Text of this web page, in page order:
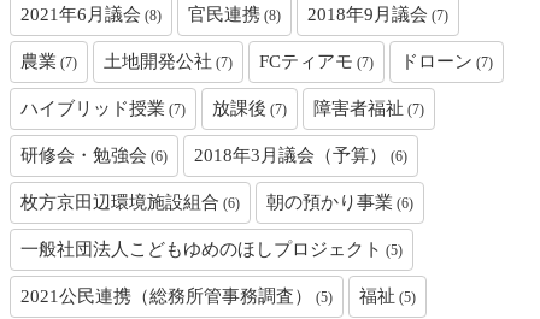
2021年6月議会 (8) 官民連携 (8) 2018年9月議会 (7)
農業 (7) 土地開発公社 (7) FCティアモ (7) ドローン (7)
ハイブリッド授業 (7) 放課後 (7) 障害者福祉 (7)
研修会・勉強会 (6) 2018年3月議会（予算） (6)
枚方京田辺環境施設組合 (6) 朝の預かり事業 (6)
一般社団法人こどもゆめのほしプロジェクト (5)
2021公民連携（総務所管事務調査） (5) 福祉 (5)